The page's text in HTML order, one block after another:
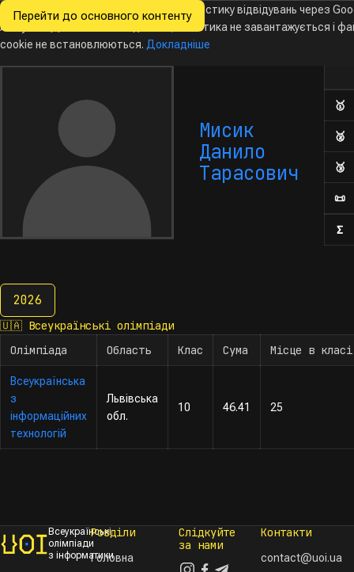
Перейти до основного контенту
Всеукраїнські
з інформатики
НовиниОлімпіадиКалендарБаза даних
Мисик
Данило
Тарасович
🥇
🥈
🥉
📜
Σ
2026
2026
🇺🇦 Всеукраїнські олімпіади
Олімпіада
Область Клас Сума Місце в класі
Всеукраїнська
з
інформаційних
технологій
Львівська
обл.
10 46.41 25
Всеукраїнські
олімпіади
з інформатики
Розділи
Головна
Слідкуйте
за нами
Контакти
contact@uoi.ua
Ми хочемо збирати знеособлену статистику відвідувань через
Analytics. Доки ви не погодитесь, аналітика не завантажується і
cookie не встановлюються. Докладніше